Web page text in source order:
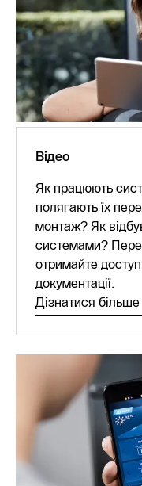
Відео
Як працюють
полягають їх
монтаж? Як
системами?
отримайте
документації.
Дізнатися більше